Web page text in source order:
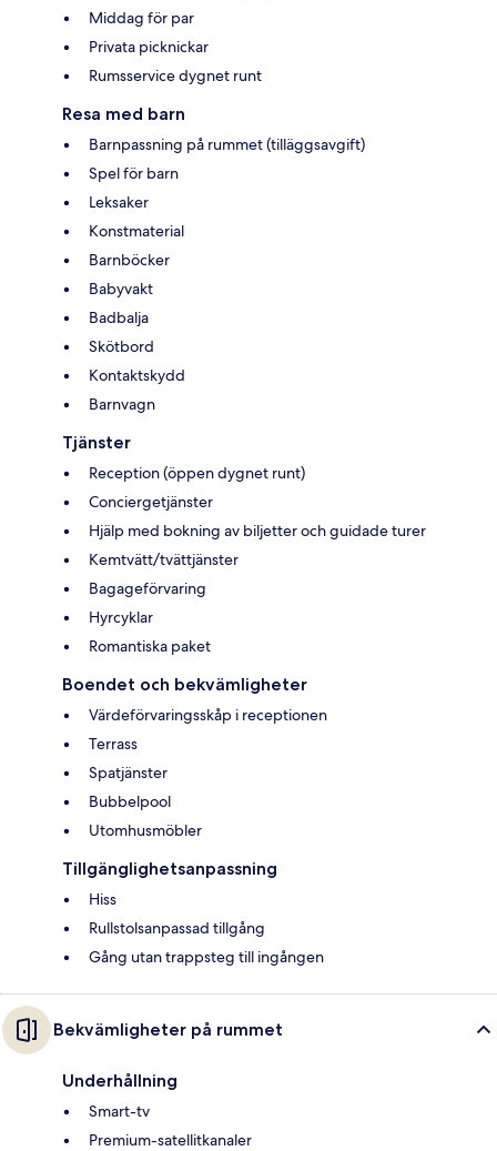
Middag för par
Privata picknickar
Rumsservice dygnet runt
Resa med barn
Barnpassning på rummet (tilläggsavgift)
Spel för barn
Leksaker
Konstmaterial
Barnböcker
Babyvakt
Badbalja
Skötbord
Kontaktskydd
Barnvagn
Tjänster
Reception (öppen dygnet runt)
Conciergetjänster
Hjälp med bokning av biljetter och guidade turer
Kemtvätt/tvättjänster
Bagageförvaring
Hyrcyklar
Romantiska paket
Boendet och bekvämligheter
Värdeförvaringsskåp i receptionen
Terrass
Spatjänster
Bubbelpool
Utomhusmöbler
Tillgänglighetsanpassning
Hiss
Rullstolsanpassad tillgång
Gång utan trappsteg till ingången
Bekvämligheter på rummet
Underhållning
Smart-tv
Premium-satellitkanaler